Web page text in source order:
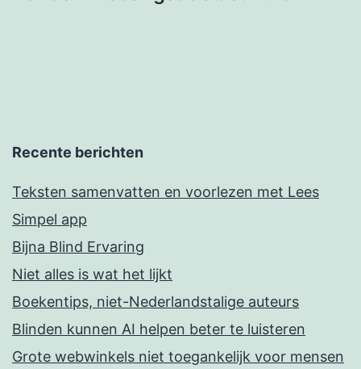
Recente berichten
Teksten samenvatten en voorlezen met Lees
Simpel app
Bijna Blind Ervaring
Niet alles is wat het lijkt
Boekentips, niet-Nederlandstalige auteurs
Blinden kunnen AI helpen beter te luisteren
Grote webwinkels niet toegankelijk voor mensen